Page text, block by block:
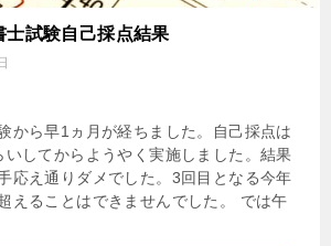
士試験自己採点結果
から早1ヵ月が経ちました。自己採点は
してからようやく実施しました。結果
応え通りダメでした。3回目となる今年
えることはできませんでした。 では午